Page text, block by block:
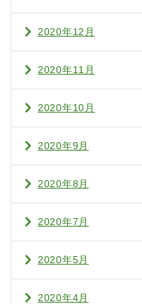
2020年12月
2020年11月
2020年10月
2020年9月
2020年8月
2020年7月
2020年5月
2020年4月